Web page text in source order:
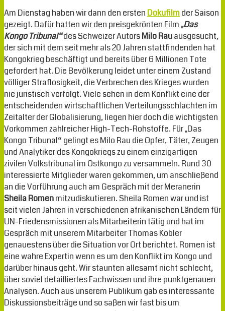
Am Dienstag haben wir dann den ersten Dokufilmder Saison
gezeigt. Dafür hatten wir den preisgekrönten Film „Das
Kongo Tribunal“des Schweizer AutorsMilo Rauausgesucht,
der sich mit dem seit mehr als 20 Jahren stattfindenden hat
Kongokrieg beschäftigt und bereits über 6 Millionen Tote
gefordert hat. Die Bevölkerung leidet unter einem Zustand
völliger Straflosigkeit, die Verbrechen des Krieges wurden
nie juristisch verfolgt. Viele sehen in dem Konflikt eine der
entscheidenden wirtschaftlichen Verteilungsschlachten im
Zeitalter der Globalisierung, liegen hier doch die wichtigsten
Vorkommen zahlreicher High-Tech-Rohstoffe. Für „Das
Kongo Tribunal“ gelingt es Milo Rau die Opfer, Täter, Zeugen
und Analytiker des Kongokriegs zu einem einzigartigen
zivilen Volkstribunal im Ostkongo zu versammeln. Rund 30
interessierte Mitglieder waren gekommen, um anschließend
an die Vorführung auch am Gespräch mit der Meranerin
Sheila Romenmitzudiskutieren. Sheila Romen war und ist
seit vielen Jahren in verschiedenen afrikanischen Ländern für
UN-Friedensmissionen als Mitarbeiterin tätig und hat im
Gespräch mit unserem Mitarbeiter Thomas Kobler
genauestens über die Situation vor Ort berichtet. Romen ist
eine wahre Expertin wenn es um den Konflikt im Kongo und
darüber hinaus geht. Wir staunten allesamt nicht schlecht,
über soviel detailliertes Fachwissen und ihre punktgenauen
Analysen. Auch aus unserem Publikum gab es interessante
Diskussionsbeiträge und so saßen wir fast bis um